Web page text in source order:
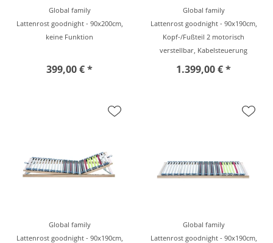
Global family
Lattenrost goodnight - 90x200cm,
keine Funktion
399,00 € *
Global family
Lattenrost goodnight - 90x190cm,
Kopf-/Fußteil 2 motorisch
verstellbar, Kabelsteuerung
1.399,00 € *
Global family
Lattenrost goodnight - 90x190cm,
Global family
Lattenrost goodnight - 90x190cm,